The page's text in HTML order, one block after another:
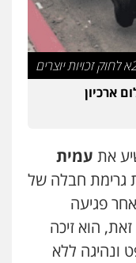
ארכיון
את עמית
גרימת חבלה של
פגיעה
הוא זיכה
ונהיגה ללא